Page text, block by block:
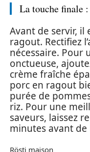
La touche finale
Avant de servir,
ragout. Rectifiez
nécessaire. Pour
onctueuse,
crème fraîche
porc en ragout
purée de
riz. Pour une
saveurs, laissez
minutes avant de
Rösti maison